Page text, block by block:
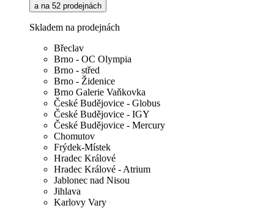
a na 52 prodejnách
Skladem na prodejnách
Břeclav
Brno - OC Olympia
Brno - střed
Brno - Židenice
Brno Galerie Vaňkovka
České Budějovice - Globus
České Budějovice - IGY
České Budějovice - Mercury
Chomutov
Frýdek-Místek
Hradec Králové
Hradec Králové - Atrium
Jablonec nad Nisou
Jihlava
Karlovy Vary